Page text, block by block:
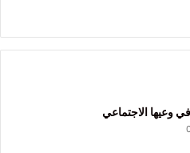
وعيها الاجتماعي